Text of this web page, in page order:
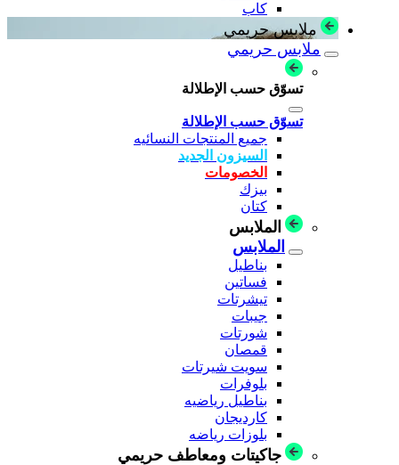
كاب
ملابس حريمي
ملابس حريمي
تسوّق حسب الإطلالة
تسوّق حسب الإطلالة
جميع المنتجات النسائيه
السيزون الجديد
الخصومات
بيزك
كتان
الملابس
الملابس
بناطيل
فساتين
تيشرتات
جيبات
شورتات
قمصان
سويت شيرتات
بلوفرات
بناطيل رياضيه
كارديجان
بلوزات رياضه
جاكيتات ومعاطف حريمي